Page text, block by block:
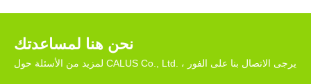
نحن هنا لمساعدتك
لمزيد من الأسئلة حول CALUS Co., Ltd. ، يرجى الاتصال بنا على الفور